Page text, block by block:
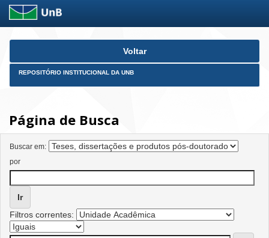
Skip
Voltar
REPOSITÓRIO INSTITUCIONAL DA UNB
Página de Busca
Buscar em:
por
Filtros correntes: